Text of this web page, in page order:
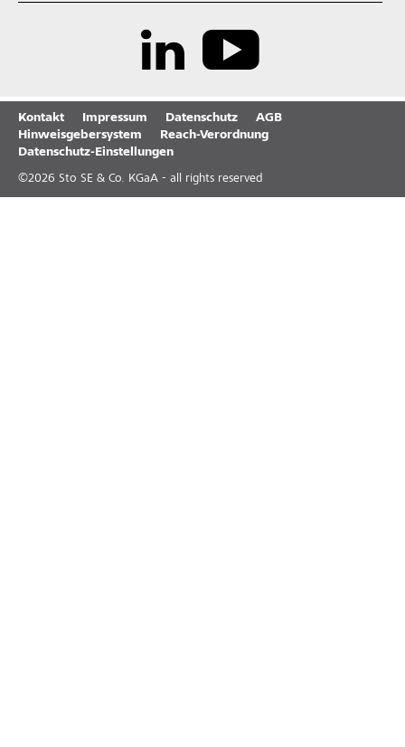
Kontakt Impressum Datenschutz
AGB
Hinweisgebersystem
Reach-Verordnung
Datenschutz-Einstellungen
©2026 Sto SE & Co. KGaA - all rights reserved